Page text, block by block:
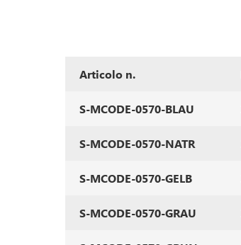
Articolo n.
S-MCODE-0570-BLAU
S-MCODE-0570-NATR
S-MCODE-0570-GELB
S-MCODE-0570-GRAU